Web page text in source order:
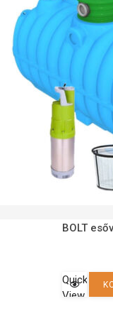
BOLT
Quick
View